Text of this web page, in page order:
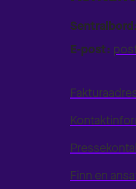
Sentralbord:
E-post:
Finn en